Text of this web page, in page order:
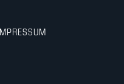
IMPRESSUM